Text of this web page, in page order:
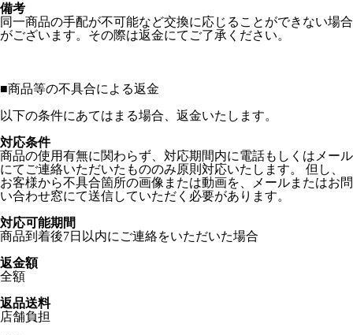
備考
同一商品の手配が不可能など交換に応じることができない場合
がございます。その際は返金にてご了承ください。
■商品等の不具合による返金
以下の条件にあてはまる場合、返金いたします。
対応条件
商品の使用有無に関わらず、対応期間内に電話もしくはメール
にてご連絡いただいたもののみ原則対応いたします。 但し、
お客様から不具合箇所の画像または動画を、メールまたはお問
い合わせ窓にて送信していただく必要があります。
対応可能期間
商品到着後7日以内にご連絡をいただいた場合
返金額
全額
返品送料
店舗負担